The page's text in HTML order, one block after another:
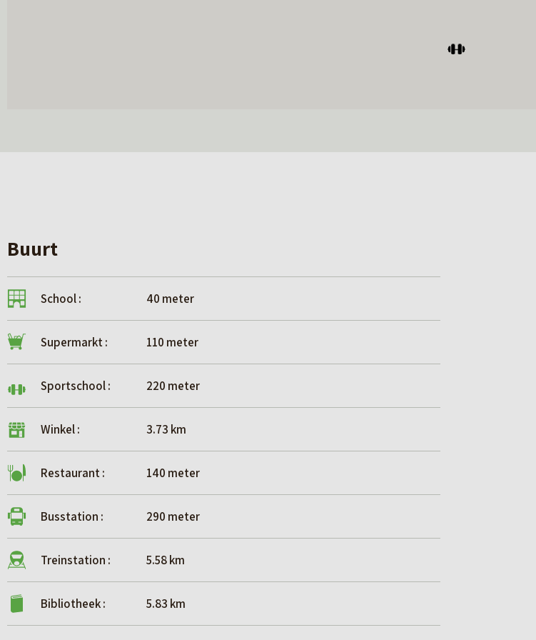
Buurt
School : 40 meter
Supermarkt : 110 meter
Sportschool : 220 meter
Winkel : 3.73 km
Restaurant : 140 meter
Busstation : 290 meter
Treinstation : 5.58 km
Bibliotheek : 5.83 km